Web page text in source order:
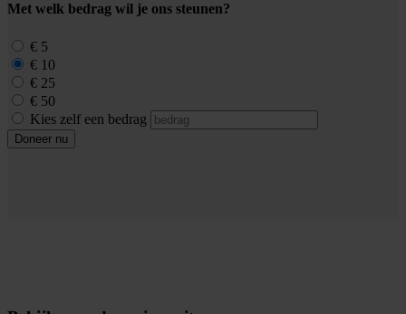
Met welk bedrag wil je ons steunen?
€ 5
€ 10
€ 25
€ 50
Kies zelf een bedrag
Doneer nu